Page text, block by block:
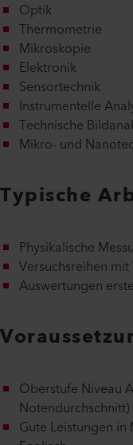
Optik
Thermometrie
Mikroskopie
Elektronik
Sensortechnik
Instrumentelle
Technische
Mikro- und
Typische
Physikalische
Versuchsreihen
Auswertungen
Oberstufe Niveau
Notendurchschnitt)
Gute Leistungen in